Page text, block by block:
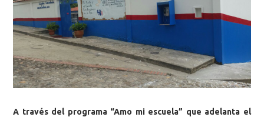
A través del programa “Amo mi escuela” que adelanta el